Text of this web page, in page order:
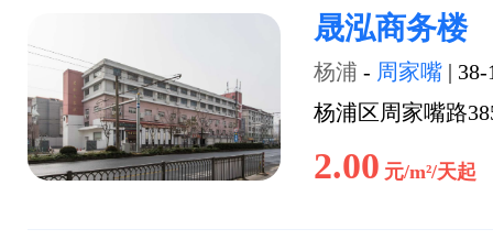
晟泓商务楼
杨浦 - 周家嘴 | 38-
杨浦区周家嘴路
2.00 元/m²/天起